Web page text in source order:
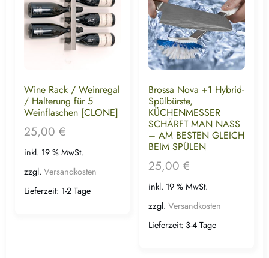
Wine Rack / Weinregal
/ Halterung für 5
Weinflaschen [CLONE]
25,00 €
inkl. 19 % MwSt.
zzgl. Versandkosten
Lieferzeit: 1-2 Tage
Brossa Nova +1 Hybrid-
Spülbürste,
KÜCHENMESSER
SCHÄRFT MAN NASS
– AM BESTEN GLEICH
BEIM SPÜLEN
25,00 €
inkl. 19 % MwSt.
zzgl. Versandkosten
Lieferzeit: 3-4 Tage